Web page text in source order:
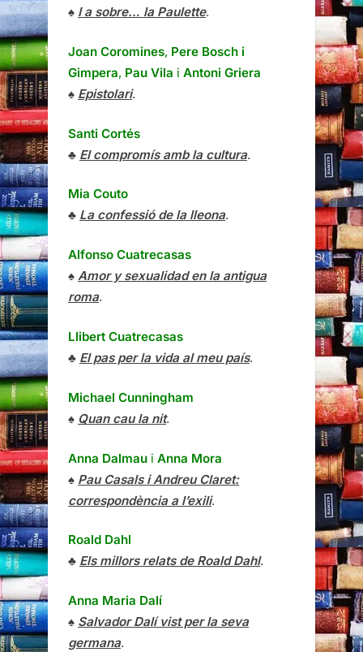
♠ I a sobre… la Paulette.
Joan Coromines, Pere Bosch i
Gimpera, Pau Vila i Antoni Griera
♠ Epistolari.
Santi Cortés
♣ El compromís amb la cultura.
Mia Couto
♣ La confessió de la lleona.
Alfonso Cuatrecasas
♠ Amor y sexualidad en la antigua
roma.
Llibert Cuatrecasas
♣ El pas per la vida al meu país.
Michael Cunningham
♠ Quan cau la nit.
Anna Dalmau i Anna Mora
♠ Pau Casals i Andreu Claret:
correspondència a l’exili.
Roald Dahl
♣ Els millors relats de Roald Dahl.
Anna Maria Dalí
♠ Salvador Dalí vist per la seva
germana.